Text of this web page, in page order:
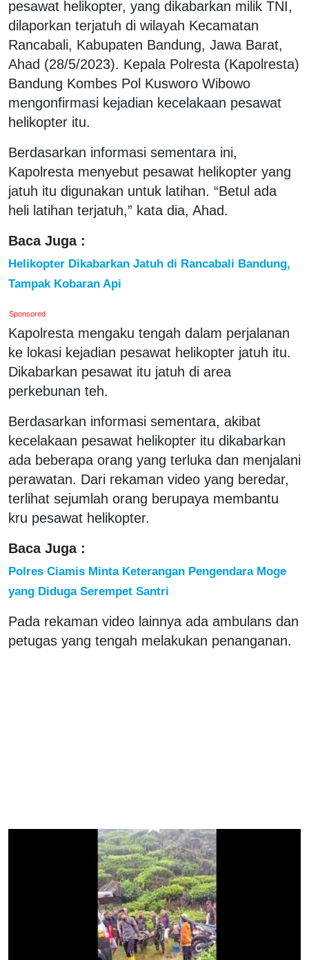
pesawat helikopter, yang dikabarkan milik TNI,
dilaporkan terjatuh di wilayah Kecamatan
Rancabali, Kabupaten Bandung, Jawa Barat,
Ahad (28/5/2023). Kepala Polresta (Kapolresta)
Bandung Kombes Pol Kusworo Wibowo
mengonfirmasi kejadian kecelakaan pesawat
helikopter itu.
Berdasarkan informasi sementara ini,
Kapolresta menyebut pesawat helikopter yang
jatuh itu digunakan untuk latihan. “Betul ada
heli latihan terjatuh,” kata dia, Ahad.
Baca Juga :
Helikopter Dikabarkan Jatuh di Rancabali Bandung,
Tampak Kobaran Api
Sponsored
Kapolresta mengaku tengah dalam perjalanan
ke lokasi kejadian pesawat helikopter jatuh itu.
Dikabarkan pesawat itu jatuh di area
perkebunan teh.
Berdasarkan informasi sementara, akibat
kecelakaan pesawat helikopter itu dikabarkan
ada beberapa orang yang terluka dan menjalani
perawatan. Dari rekaman video yang beredar,
terlihat sejumlah orang berupaya membantu
kru pesawat helikopter.
Baca Juga :
Polres Ciamis Minta Keterangan Pengendara Moge
yang Diduga Serempet Santri
Pada rekaman video lainnya ada ambulans dan
petugas yang tengah melakukan penanganan.